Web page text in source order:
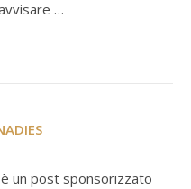
…
un post sponsorizzato